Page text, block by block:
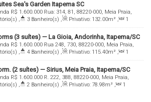
Sea's Garden Itapema SC
R$ 1.600.000 Rua: 314, 81, 88220-000, Meia Praia,
Catarina, Brasil
, 3 Banheiro(s) , Privativo: 132.00m² ,
1
3 Suíte(s) , 3 Vaga(s)
(3 suítes) — La Gioia, Andorinha, Itapema/SC
R$ 1.600.000 Rua 248, 730, 88220-000, Meia Praia,
Catarina, Brasil
, 4 Banheiro(s) , Privativo: 115.40m² ,
1
3 Suíte(s) , Total: 155.00m² , 2 Vaga(s)
(2 suítes) — Sirius, Meia Praia, Itapema/SC
R$ 1.600.000 R. 222, 388, 88220-000, Meia Praia,
Catarina, Brasil
, 2 Banheiro(s) , Privativo: 78.98m² ,
1